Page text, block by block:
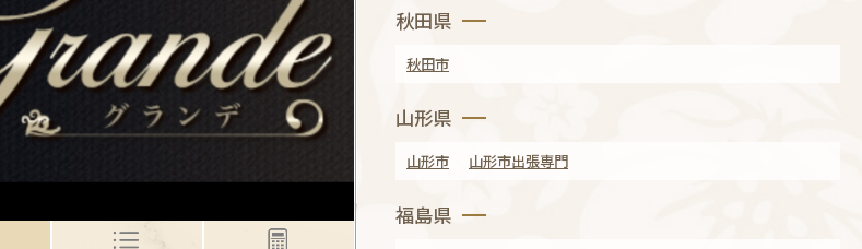
秋田県
秋田市
山形県
山形市 山形市出張専門
福島県